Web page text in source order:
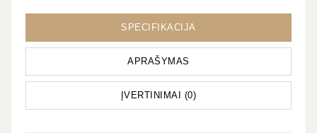
SPECIFIKACIJA
APRAŠYMAS
ĮVERTINIMAI (0)